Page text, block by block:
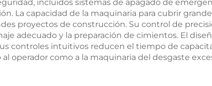
incluidos sistemas de apagado de
La capacidad de la maquinaria para cubrir
proyectos de construcción. Su control de
adecuado y la preparación de cimientos. El
controles intuitivos reducen el tiempo de
operador como a la maquinaria del desgaste